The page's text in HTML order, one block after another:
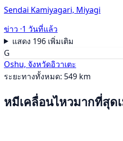
Sendai Kamiyagari, Miyagi
ข่าว ·1 วันที่แล้ว
แสดง 196 เพิ่มเติม
G
Oshu, จังหวัดอิวาเตะ
ระยะทางทั้งหมด: 549 km
หมีเคลื่อนไหวมากที่สุด